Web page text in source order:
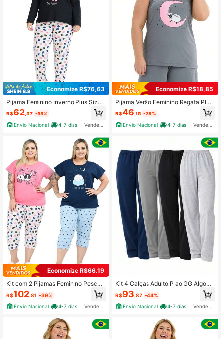
Economize R$76,63
Pijama Feminino Inverno Plus Size
de Algodão One Love Preto
R$62 ,37 -55%
Envio Nacional
4-7 dias
Economize R$66,19
Kit com 2 Pijamas Feminino Pescad
or Plus Size 100% Algodão
R$102 ,81 -39%
Envio Nacional
4-7 dias
Economize R$18,85
Pijama Verão Feminino Regata Plus
Size De Algodão My Dreams
R$46 ,15 -29%
Envio Nacional
4-7 dias
Kit 4 Calças Adulto P ao GG Algodã
o Premium Super Confortável
R$93 ,87 -44%
Envio Nacional
4-7 dias